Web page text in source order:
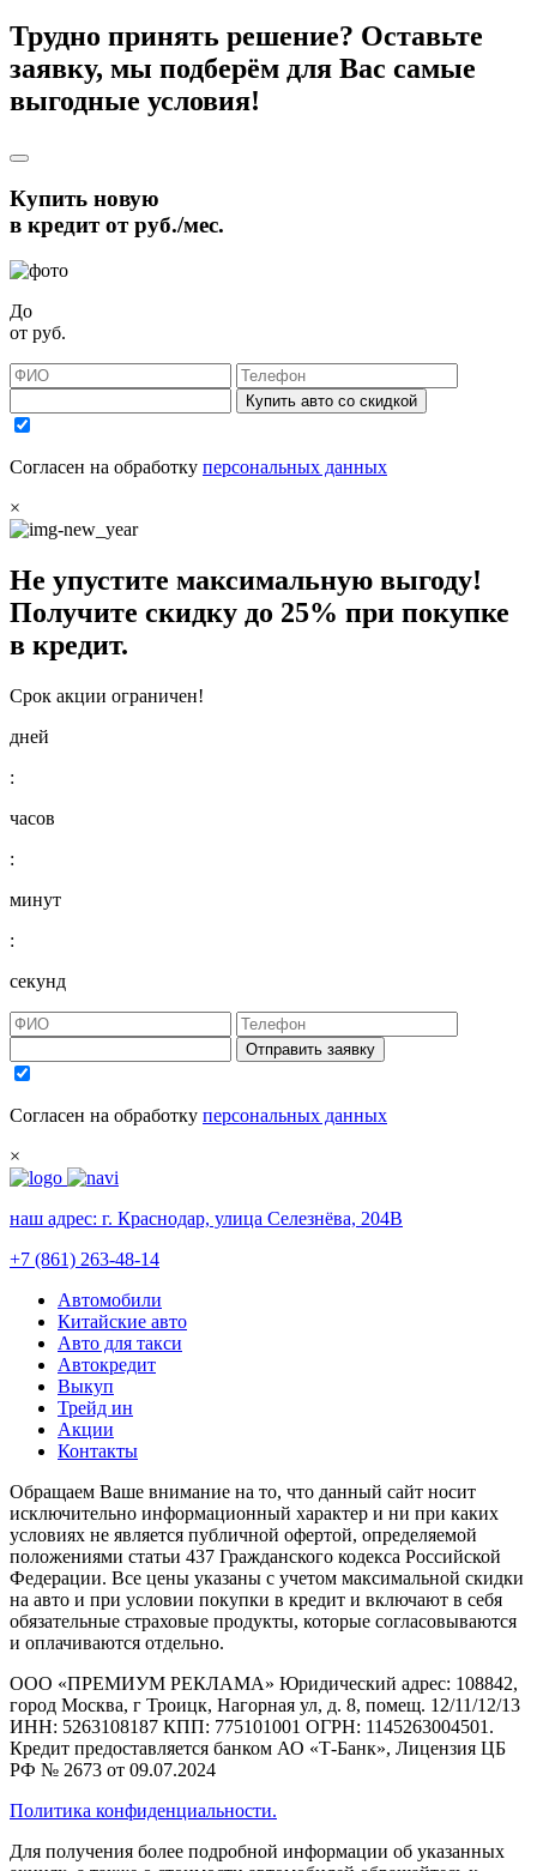
Трудно принять решение? Оставьте
заявку, мы подберём для Вас самые
выгодные условия!
Купить новую
в кредит отруб./мес.
До
от руб.
Купить авто со скидкой
Согласен на обработку персональных данных
×
Не упустите максимальную выгоду!
Получите скидку до 25% при покупке
в кредит.
Срок акции ограничен!
дней
:
часов
:
минут
:
секунд
Отправить заявку
Согласен на обработку персональных данных
×
наш адрес: г. Краснодар, улица Селезнёва, 204В
+7 (861) 263-48-14
Автомобили
Китайские авто
Авто для такси
Автокредит
Выкуп
Трейд ин
Акции
Контакты
Обращаем Ваше внимание на то, что данный сайт носит
исключительно информационный характер и ни при каких
условиях не является публичной офертой, определяемой
положениями статьи 437 Гражданского кодекса Российской
Федерации. Все цены указаны с учетом максимальной скидки
на авто и при условии покупки в кредит и включают в себя
обязательные страховые продукты, которые согласовываются
и оплачиваются отдельно.
ООО «ПРЕМИУМ РЕКЛАМА» Юридический адрес: 108842,
город Москва, г Троицк, Нагорная ул, д. 8, помещ. 12/11/12/13
ИНН: 5263108187 КПП: 775101001 ОГРН: 1145263004501.
Кредит предоставляется банком АО «Т-Банк», Лицензия ЦБ
РФ № 2673 от 09.07.2024
Политика конфиденциальности.
Для получения более подробной информации об указанных